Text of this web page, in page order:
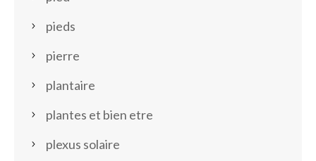
pieds
pierre
plantaire
plantes et bien etre
plexus solaire